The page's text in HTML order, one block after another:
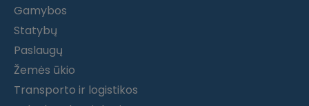
Gamybos
Statybų
Paslaugų
Žemės ūkio
Transporto ir logistikos